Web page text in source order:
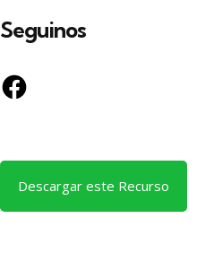
Seguinos
Facebook
Descargar este Recurso